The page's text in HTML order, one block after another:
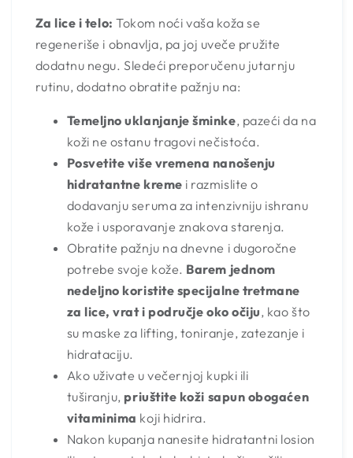
Za lice i telo: Tokom noći vaša koža se
regeneriše i obnavlja, pa joj uveče pružite
dodatnu negu. Sledeći preporučenu jutarnju
rutinu, dodatno obratite pažnju na:
Temeljno uklanjanje šminke, pazeći da na
koži ne ostanu tragovi nečistoća.
Posvetite više vremena nanošenju
hidratantne kreme i razmislite o
dodavanju seruma za intenzivniju ishranu
kože i usporavanje znakova starenja.
Obratite pažnju na dnevne i dugoročne
potrebe svoje kože. Barem jednom
nedeljno koristite specijalne tretmane
za lice, vrat i područje oko očiju, kao što
su maske za lifting, toniranje, zatezanje i
hidrataciju.
Ako uživate u večernjoj kupki ili
tuširanju, priuštite koži sapun obogaćen
vitaminima koji hidrira.
Nakon kupanja nanesite hidratantni losion